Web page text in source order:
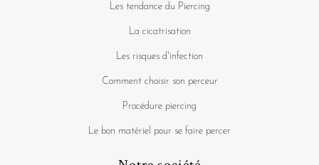
Les tendance du Piercing
La cicatrisation
Les risques d'infection
Comment choisir son perceur
Procédure piercing
Le bon matériel pour se faire percer